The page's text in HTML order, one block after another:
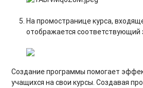
На промостранице курса,
отображается соответствующий
Создание программы помогает
учащихся на свои курсы. Создавая